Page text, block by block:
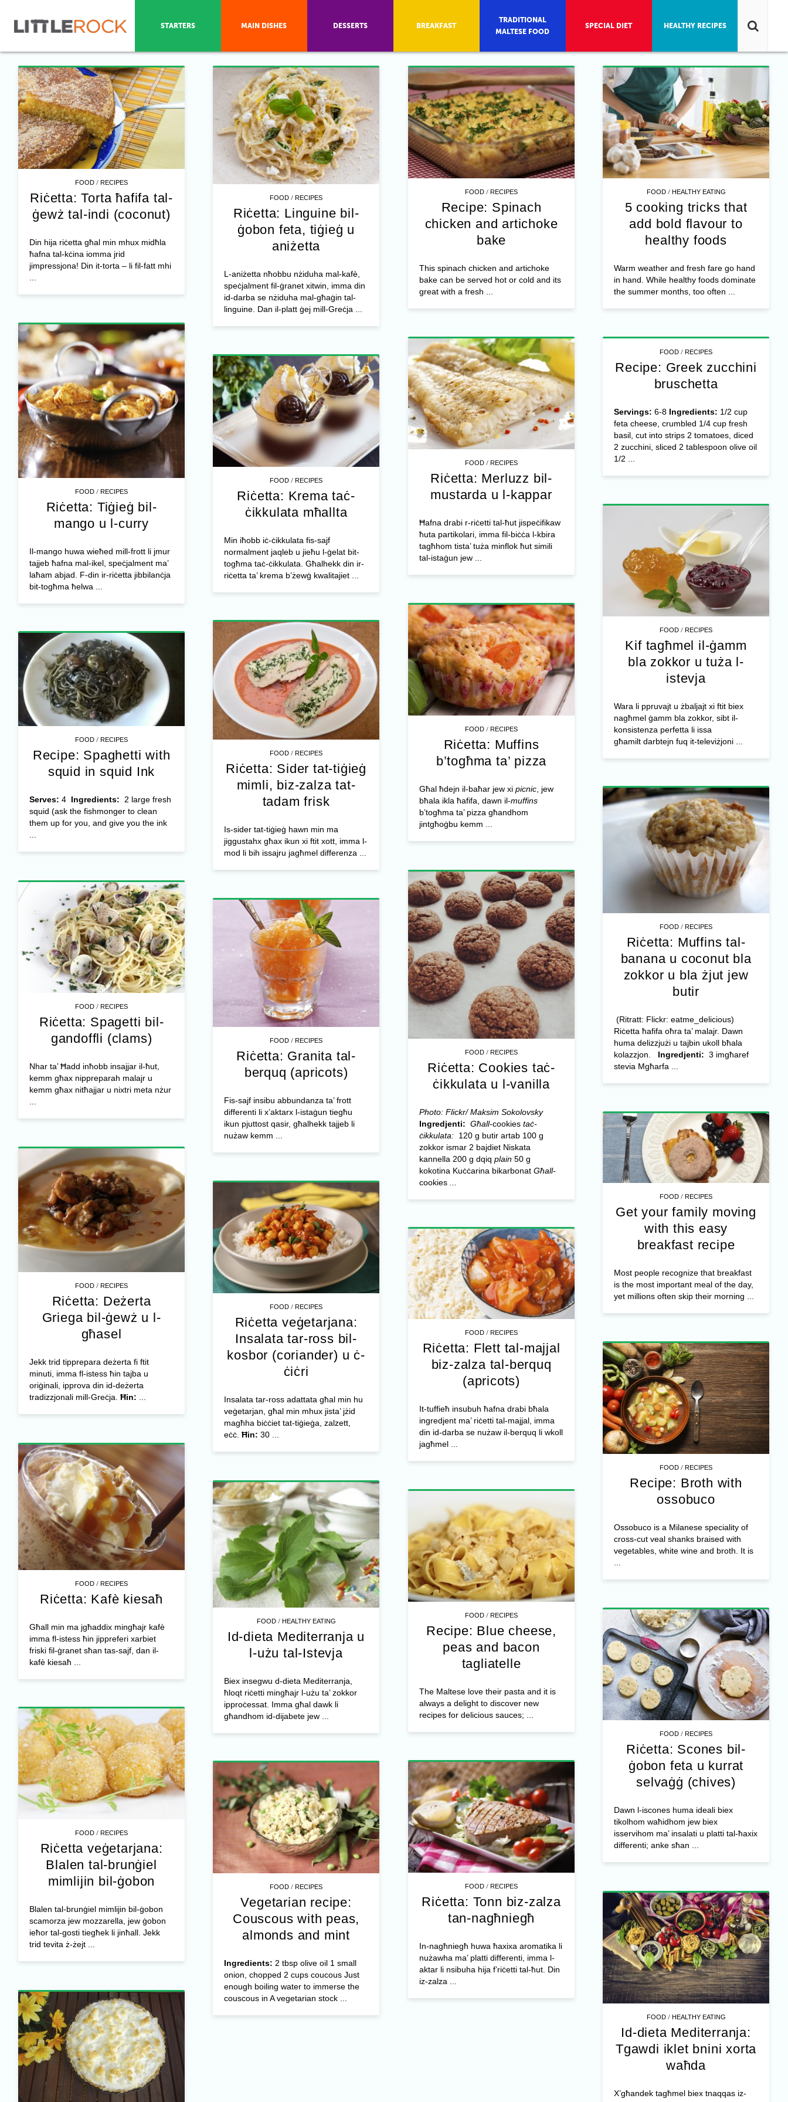
FOOD /RECIPES
Riċetta: Torta ħafifa tal-
ġewż tal-indi (coconut)
Din hija riċetta għal min mhux midħla
ħafna tal-kċina iomma jrid
jimpressjona! Din it-torta – li fil-fatt mhi
...
FOOD /RECIPES
Riċetta: Linguine bil-
ġobon feta, tiġieġ u
aniżetta
L-aniżetta nħobbu nżiduha mal-kafè,
speċjalment fil-ġranet xitwin, imma din
id-darba se nżiduha mal-għaġin tal-
linguine. Dan il-platt ġej mill-Greċja ...
FOOD /RECIPES
Recipe: Spinach
chicken and artichoke
bake
This spinach chicken and artichoke
bake can be served hot or cold and its
great with a fresh ...
FOOD/ HEALTHY EATING
5 cooking tricks that
add bold flavour to
healthy foods
Warm weather and fresh fare go hand
in hand. While healthy foods dominate
the summer months, too often ...
FOOD /RECIPES
Riċetta: Tiġieġ bil-
mango u l-curry
Il-mango huwa wieħed mill-frott li jmur
tajjeb ħafna mal-ikel, speċjalment ma’
laħam abjad. F-din ir-riċetta jibbilanċja
bit-togħma ħelwa ...
FOOD /RECIPES
Riċetta: Merluzz bil-
mustarda u l-kappar
Ħafna drabi r-riċetti tal-ħut jispeċifikaw
ħuta partikolari, imma fil-biċċa l-kbira
tagħhom tista’ tuża minflok ħut simili
tal-istaġun jew ...
FOOD /RECIPES
Recipe: Greek zucchini
bruschetta
Servings: 6-8 Ingredients: 1/2 cup
feta cheese, crumbled 1/4 cup fresh
basil, cut into strips 2 tomatoes, diced
2 zucchini, sliced 2 tablespoon olive oil
1/2 ...
FOOD /RECIPES
Riċetta: Krema taċ-
ċikkulata mħallta
Min iħobb iċ-ċikkulata fis-sajf
normalment jaqleb u jieħu l-ġelat bit-
togħma taċ-ċikkulata. Għalhekk din ir-
riċetta ta’ krema b’żewġ kwalitajiet ...
FOOD /RECIPES
Kif tagħmel il-ġamm
bla zokkor u tuża l-
istevja
Wara li ppruvajt u żbaljajt xi ftit biex
nagħmel ġamm bla zokkor, sibt il-
konsistenza perfetta li issa
għamilt darbtejn fuq it-televiżjoni ...
FOOD /RECIPES
Riċetta: Muffins
b’togħma ta’ pizza
Għal ħdejn il-baħar jew xi picnic, jew
bħala ikla ħafifa, dawn il-muffins
b’togħma ta’ pizza għandhom
jintgħoġbu kemm ...
FOOD /RECIPES
Riċetta: Sider tat-tiġieġ
mimli, biz-zalza tat-
tadam frisk
Is-sider tat-tiġieġ hawn min ma
jiggustahx għax ikun xi ftit xott, imma l-
mod li bih issajru jagħmel differenza ...
FOOD /RECIPES
Recipe: Spaghetti with
squid in squid Ink
Serves: 4 Ingredients: 2 large fresh
squid (ask the fishmonger to clean
them up for you, and give you the ink
...
FOOD /RECIPES
Riċetta: Muffins tal-
banana u coconut bla
zokkor u bla żjut jew
butir
(Ritratt: Flickr: eatme_delicious)
Riċetta ħafifa oħra ta’ malajr. Dawn
huma delizzjużi u tajbin ukoll bħala
kolazzjon. Ingredjenti: 3 imgħaref
stevia Mgħarfa ...
FOOD /RECIPES
Riċetta: Cookies taċ-
ċikkulata u l-vanilla
Photo: Flickr/ Maksim Sokolovsky
Ingredjenti: Għall-cookiestaċ-
ċikkulata: 120 g butir artab 100 g
zokkor ismar 2 bajdiet Niskata
kannella 200 g dqiq plain50 g
kokotina Kuċċarina bikarbonat Għall-
cookies...
FOOD /RECIPES
Riċetta: Spagetti bil-
gandoffli (clams)
Nhar ta’ Ħadd inħobb insajjar il-ħut,
kemm għax nippreparah malajr u
kemm għax nitħajjar u nixtri meta nżur
...
FOOD /RECIPES
Riċetta: Granita tal-
berquq (apricots)
Fis-sajf insibu abbundanza ta’ frott
differenti li x’aktarx l-istaġun tiegħu
ikun pjuttost qasir, għalhekk tajjeb li
nużaw kemm ...
FOOD /RECIPES
Get your family moving
with this easy
breakfast recipe
Most people recognize that breakfast
is the most important meal of the day,
yet millions often skip their morning ...
FOOD /RECIPES
Riċetta: Deżerta
Griega bil-ġewż u l-
għasel
Jekk trid tipprepara deżerta fi ftit
minuti, imma fl-istess ħin tajba u
oriġinali, ipprova din id-deżerta
tradizzjonali mill-Greċja. Ħin: ...
FOOD /RECIPES
Riċetta veġetarjana:
Insalata tar-ross bil-
kosbor (coriander) u ċ-
ċiċri
Insalata tar-ross adattata għal min hu
veġetarjan, għal min mhux jista’ jżid
magħha biċċiet tat-tiġieġa, zalzett,
eċċ. Ħin: 30 ...
FOOD /RECIPES
Riċetta: Flett tal-majjal
biz-zalza tal-berquq
(apricots)
It-tuffieħ insubuh ħafna drabi bħala
ingredjent ma’ riċetti tal-majjal, imma
din id-darba se nużaw il-berquq li wkoll
jagħmel ...
FOOD /RECIPES
Recipe: Broth with
ossobuco
Ossobuco is a Milanese speciality of
cross-cut veal shanks braised with
vegetables, white wine and broth. It is
...
FOOD /RECIPES
Riċetta: Kafè kiesaħ
Għall min ma jgħaddix mingħajr kafè
imma fl-istess ħin jippreferi xarbiet
friski fil-ġranet sħan tas-sajf, dan il-
kafè kiesaħ ...
FOOD/ HEALTHY EATING
Id-dieta Mediterranja u
l-użu tal-Istevja
Biex insegwu d-dieta Mediterranja,
ħloqt riċetti mingħajr l-użu ta’ zokkor
ipproċessat. Imma għal dawk li
għandhom id-dijabete jew ...
FOOD /RECIPES
Recipe: Blue cheese,
peas and bacon
tagliatelle
The Maltese love their pasta and it is
always a delight to discover new
recipes for delicious sauces; ...
FOOD /RECIPES
Riċetta: Scones bil-
ġobon feta u kurrat
selvaġġ (chives)
Dawn l-iscones huma ideali biex
tikolhom waħidhom jew biex
isservihom ma’ insalati u platti tal-ħaxix
differenti; anke sħan ...
FOOD /RECIPES
Riċetta veġetarjana:
Blalen tal-brunġiel
mimlijin bil-ġobon
Blalen tal-brunġiel mimlijin bil-ġobon
scamorza jew mozzarella, jew ġobon
ieħor tal-gosti tiegħek li jinħall. Jekk
trid tevita ż-żejt ...
FOOD /RECIPES
Riċetta: Tonn biz-zalza
tan-nagħniegħ
In-nagħniegħ huwa ħaxixa aromatika li
nużawha ma’ platti differenti, imma l-
aktar li nsibuha hija f’riċetti tal-ħut. Din
iz-zalza ...
FOOD /RECIPES
Vegetarian recipe:
Couscous with peas,
almonds and mint
Ingredients: 2 tbsp olive oil 1 small
onion, chopped 2 cups coucous Just
enough boiling water to immerse the
couscous in A vegetarian stock ...
FOOD/ HEALTHY EATING
Id-dieta Mediterranja:
Tgawdi iklet bnini xorta
waħda
X’għandek tagħmel biex tnaqqas iz-
STARTERS MAIN DISHES DESSERTS BREAKFAST
TRADITIONAL
MALTESE FOOD
SPECIAL DIET HEALTHY RECIPES